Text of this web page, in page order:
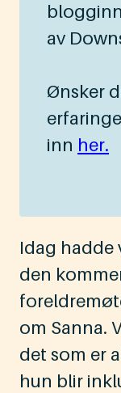
av
Ønsker
inn her.
Idag
den
om Sanna.
det som er
hun blir